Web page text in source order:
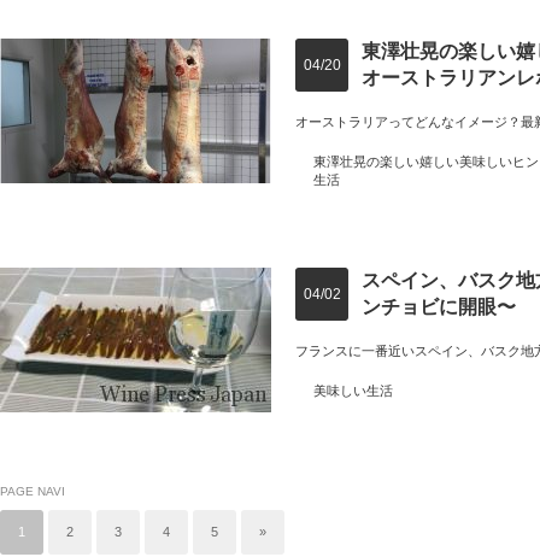
東澤壮晃の楽しい
オーストラリアン
04/20
オーストラリアってどんなイメージ？
東澤壮晃の楽しい嬉しい美味しいヒ
生活
スペイン、バスク
ンチョビに開眼〜
04/02
フランスに一番近いスペイン、バスク
美味しい生活
PAGE NAVI
1 2 3 4 5 »